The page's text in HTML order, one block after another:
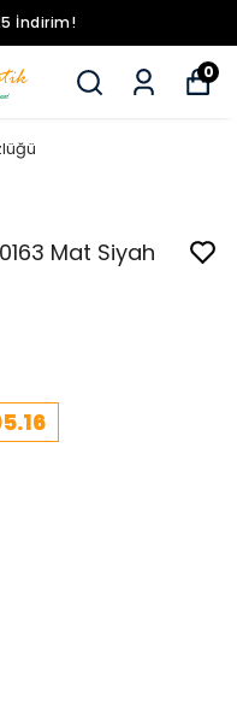
İndirim!
0
Mat Siyah